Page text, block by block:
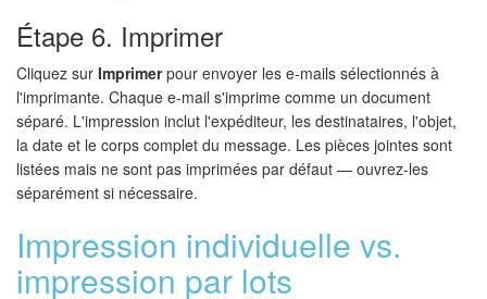
Étape 6. Imprimer
Cliquez sur Imprimerpour envoyer les e-mails sélectionnés à
l'imprimante. Chaque e-mail s'imprime comme un document
séparé. L'impression inclut l'expéditeur, les destinataires, l'objet,
la date et le corps complet du message. Les pièces jointes sont
listées mais ne sont pas imprimées par défaut — ouvrez-les
séparément si nécessaire.
Impression individuelle vs.
impression par lots